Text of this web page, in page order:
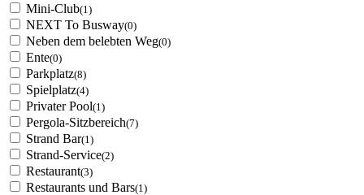
Mini-Club(1)
NEXT To Busway(0)
Neben dem belebten Weg(0)
Ente(0)
Parkplatz(8)
Spielplatz(4)
Privater Pool(1)
Pergola-Sitzbereich(7)
Strand Bar(1)
Strand-Service(2)
Restaurant(3)
Restaurants und Bars(1)